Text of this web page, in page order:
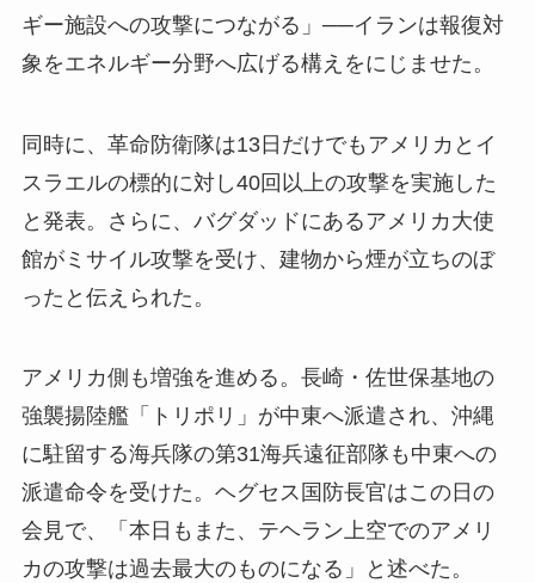
ギー施設への攻撃につながる」──イランは報復対
象をエネルギー分野へ広げる構えをにじませた。
同時に、革命防衛隊は13日だけでもアメリカとイ
スラエルの標的に対し40回以上の攻撃を実施した
と発表。さらに、バグダッドにあるアメリカ大使
館がミサイル攻撃を受け、建物から煙が立ちのぼ
ったと伝えられた。
アメリカ側も増強を進める。長崎・佐世保基地の
強襲揚陸艦「トリポリ」が中東へ派遣され、沖縄
に駐留する海兵隊の第31海兵遠征部隊も中東への
派遣命令を受けた。ヘグセス国防長官はこの日の
会見で、「本日もまた、テヘラン上空でのアメリ
カの攻撃は過去最大のものになる」と述べた。